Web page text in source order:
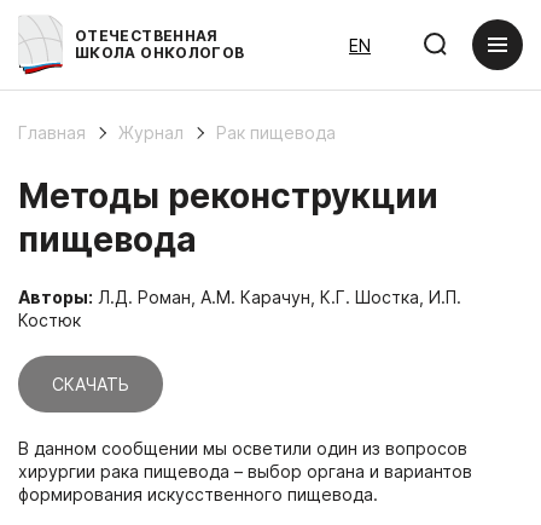
ОТЕЧЕСТВЕННАЯ
ШКОЛА ОНКОЛОГОВ
EN
Главная Журнал Рак пищевода
Методы реконструкции
пищевода
Авторы: Л.Д. Роман, А.М. Карачун, К.Г. Шостка, И.П.
Костюк
СКАЧАТЬ
В данном сообщении мы осветили один из вопросов
хирургии рака пищевода – выбор органа и вариантов
формирования искусственного пищевода.